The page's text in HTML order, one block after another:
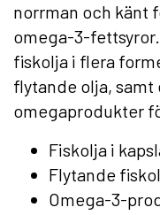
norrman och känt
omega-3-
fiskolja i flera
flytande olja, samt
omegaprodukter
Fiskolja i
Flytande
Omega-3-